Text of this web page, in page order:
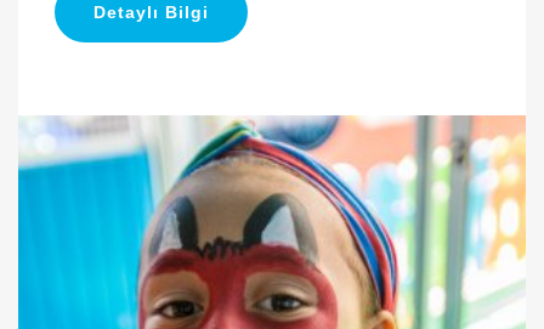
Detaylı Bilgi